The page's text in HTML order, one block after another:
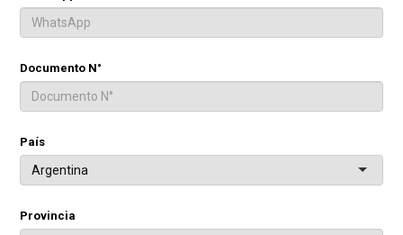
Documento N°
País
Argentina
Provincia